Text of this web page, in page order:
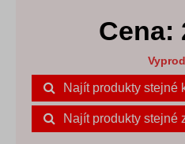
Cena:
Najít produkty stejné
Najít produkty stejné